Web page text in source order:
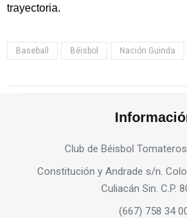
trayectoria.
Baseball Béisbol Nación Guinda
Club de Béisbol
Constitución y Andrade s/n.
Culiacán Sin. C.P.
(667) 758 34